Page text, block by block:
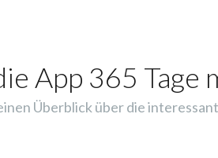
App 365 Tage
Überblick über die